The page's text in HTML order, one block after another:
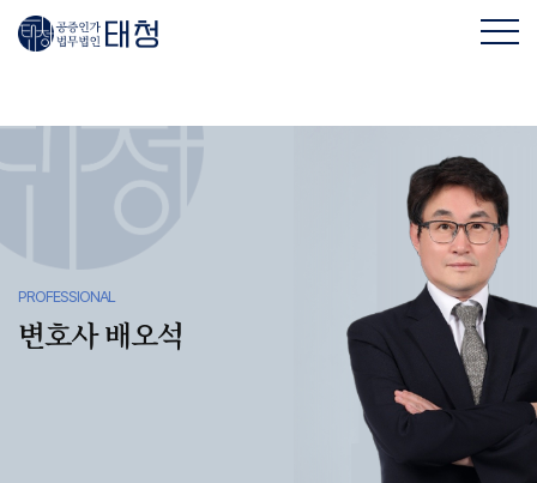
PROFESSIONAL
변호사 배오석